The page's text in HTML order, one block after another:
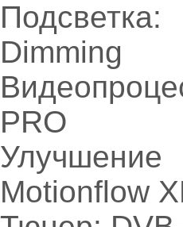
Dimming
PRO
Motionflow